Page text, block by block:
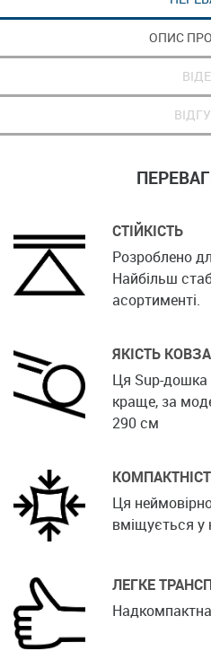
ОПИС
СТІЙКІСТЬ
Розроблено
Найбільш
асортименті.
ЯКІСТЬ
Ця Sup-
краще, за
290 см
Ця
вміщується у
ЛЕГКЕ